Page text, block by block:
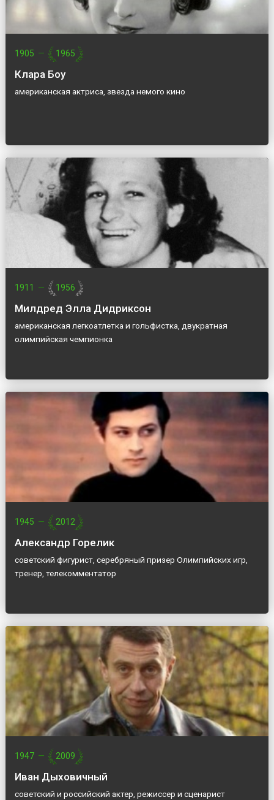
1905 — 1965
Клара Боу
американская актриса, звезда немого кино
1911 — 1956
Милдред Элла Дидриксон
американская легкоатлетка и гольфистка, двукратная
олимпийская чемпионка
1945 — 2012
Александр Горелик
советский фигурист, серебряный призер Олимпийских игр,
тренер, телекомментатор
1947 — 2009
Иван Дыховичный
советский и российский актер, режиссер и сценарист